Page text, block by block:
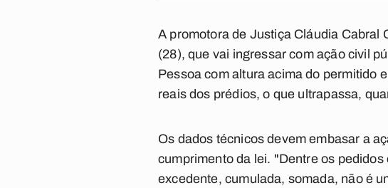
A promotora de Justiça Cláudia
(28), que vai ingressar com ação civil
Pessoa com altura acima do permitido
reais dos prédios, o que ultrapassa,
Os dados técnicos devem embasar a
cumprimento da lei. "Dentre os
excedente, cumulada, somada, não é